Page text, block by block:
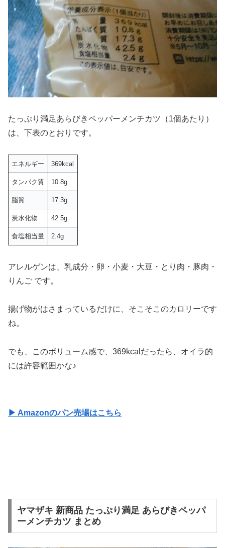
たっぷり満足あらびきペッパーメンチカツ（1個あたり）
は、下表のとおりです。
エネルギー 369kcal
タンパク質 10.8g
脂質 17.3g
炭水化物 42.5g
食塩相当量 2.4g
アレルゲンは、乳成分・卵・小麦・大豆・とり肉・豚肉・
りんご です。
揚げ物がはさまっているだけに、そこそこのカロリーです
ね。
でも、このボリューム感で、369kcalだったら、オイラ的
には許容範囲かな♪
▶ Amazonのパン売場はこちら
ヤマザキ 新商品 たっぷり満足 あらびきペッパ
ーメンチカツ まとめ